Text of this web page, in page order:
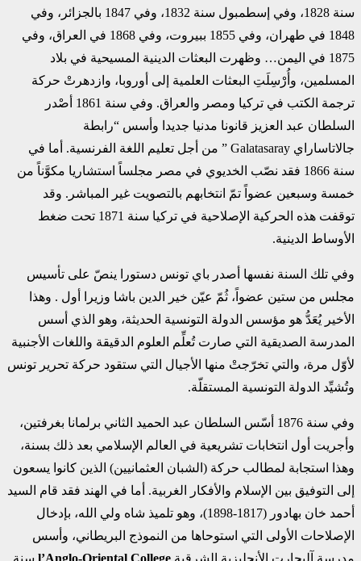
سنة 1828، وفي إسطمبول سنة 1832، وفي 1847 بالجزائر، وفي
1848 في طهران، وفي 1855 ببيروت، وفي 1868 في العراق، وفي
1875 في اليمن… وظهرت البعثات الدينية المسيحية في بلاد
المسلمين، وأُرْسِلَتِ البعثات العلمية إلى أوروبا، وازدهرتْ حركة
ترجمة الكتب في تركيا ومصر والعراق. وفي سنة 1861 أصْدر
السلطان عبد العزيز قانونا مدنيا جديدا وأسس “رابطة
جالاتاساراي Galatasaray ” من أجل تعليم اللغة الفرنسية. أما في
سنة 1866 فقد نصّب الخديوي في مصر مجلساً استشاريا مكوَّناً من
خمسة وسبعين عضواً تمّ انتخابهم بالتصويت غير المباشر. وقد
توقفت هذه الحركية الإصلاحية في تركيا سنة 1871 تحت ضغط
الأوساط الدينية.
وفي تلك السنة نفسها أصدر باي تونس دستورا ينصّ على تأسيس
مجلس من ستين عضواً، ثُمّ عيّن خير الدين باشا وزيرا أول . وهذا
الأخير يُعَدُّ هو مؤسس الدولة التونسية الحديثة، وهو الذي أسس
المدرسة الصديقية التي صارت تُعلِّم العلوم الدقيقة واللغات الأجنبية
لأوّل مرة، والتي تخرّجتْ منها الأجيال التي ستقود حركة تحرير تونس
وتُشيِّد الدولة التونسية المستقلّة.
وفي سنة 1876 أسّس السلطان عبد الحميد الثاني برلمانا بغرفتين،
وأجريت أول انتخابات تشريعية في العالم الإسلامي بعد ذلك بسنة،
وهذا استجابة لمطالب حركة (الشبان العثمانيين) الذين كانوا يسعون
إلى التوفيق بين الإسلام والأفكار الغربية. أما في الهند فقد قام السيد
أحمد خان بهادور (1817-1898)، وهو تلميذ شاه ولي الله، بإدخال
الإصلاحات الأولى التي استوحاها من النموذج البريطاني، وأسس
مدرسة آليجارت الأنجليزية الشرقية l’Anglo-Oriental College سنة